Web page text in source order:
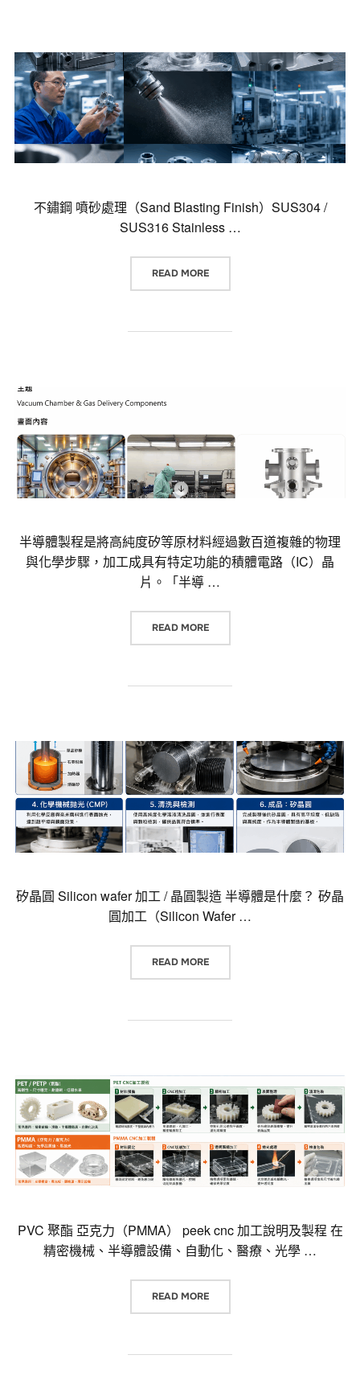
不鏽鋼 噴砂處理（Sand Blasting Finish）SUS304 /
SUS316 Stainless …
READ MORE“不鏽鋼 噴砂處理（SAND
半導體製程是將高純度矽等原材料經過數百道複雜的物理
與化學步驟，加工成具有特定功能的積體電路（IC）晶
片。「半導 …
READ MORE“半導體加工需求的產業有哪些？
矽晶圓 Silicon wafer 加工 / 晶圓製造 半導體是什麼？ 矽晶
圓加工（Silicon Wafer …
READ MORE“矽晶圓 SILICON WAFER 加工 /
PVC 聚酯 亞克力（PMMA） peek cnc 加工說明及製程 在
精密機械、半導體設備、自動化、醫療、光學 …
READ MORE“PVC 聚酯 亞克力（PMMA）